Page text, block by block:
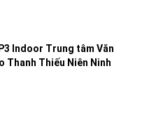
Indoor Trung tâm Văn
Thanh Thiếu Niên Ninh